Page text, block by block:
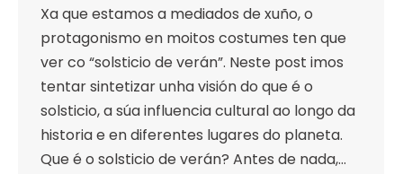
Xa que estamos a mediados de xuño, o
protagonismo en moitos costumes ten que
ver co “solsticio de verán”. Neste post imos
tentar sintetizar unha visión do que é o
solsticio, a súa influencia cultural ao longo da
historia e en diferentes lugares do planeta.
Que é o solsticio de verán? Antes de nada,…